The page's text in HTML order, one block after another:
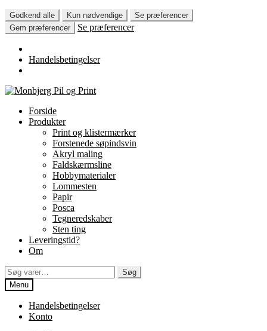
Godkend alle Kun nødvendige
Se præferencer
Gem præferencer
Se præferencer
Handelsbetingelser
Spring
navigation
Spring
indholdForside
Produkter
Print og klistermærker
Forstenede søpindsvin
Akryl maling
Faldskærmsline
Hobbymaterialer
Lommesten
Papir
Posca
Tegneredskaber
Sten ting
Leveringstid?
Om
Søg
efter:
Søg
Menu
Handelsbetingelser
Konto